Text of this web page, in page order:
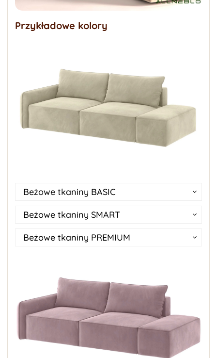
Przykładowe kolory
Beżowe tkaniny BASIC
Beżowe tkaniny SMART
Beżowe tkaniny PREMIUM